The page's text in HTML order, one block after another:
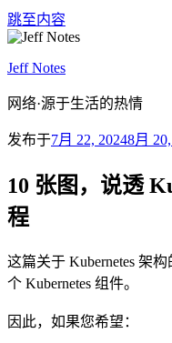
跳至内容
Jeff Notes
网络·源于生活的热情
发布于7月 22, 20248月
10 张图，说透
程
这篇关于 Kubernetes 架
个 Kubernetes 组件。
因此，如果您希望：